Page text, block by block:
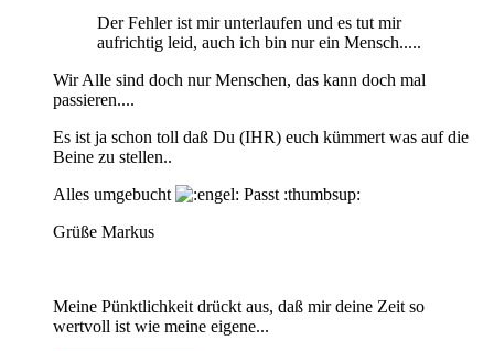
Der Fehler ist mir unterlaufen und es tut mir
aufrichtig leid, auch ich bin nur ein Mensch.....
Wir Alle sind doch nur Menschen, das kann doch mal
passieren....
Es ist ja schon toll daß Du (IHR) euch kümmert was auf die
Beine zu stellen..
Alles umgebucht
Passt :thumbsup:
Grüße Markus
Meine Pünktlichkeit drückt aus, daß mir deine Zeit so
wertvoll ist wie meine eigene...